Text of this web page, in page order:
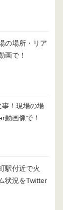
の場所・リア
画で！
！現場の場
動画像で！
駅付近で火
状況をTwitter